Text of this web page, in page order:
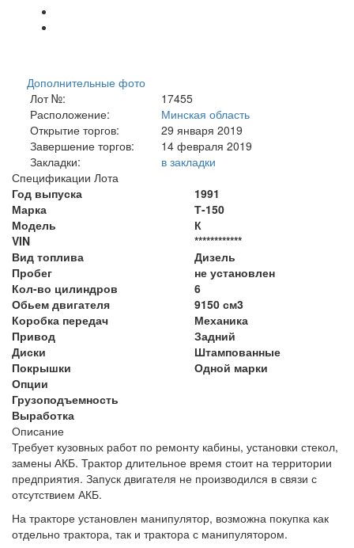
Дополнительные фото
Лот №:
17455
Расположение:
Минская область
Открытие торгов:
29 января 2019
Завершение торгов:
14 февраля 2019
Закладки:
в закладки
Спецификации Лота
Год выпуска
1991
Марка
Т-150
Модель
К
VIN
************
Вид топлива
Дизель
Пробег
не установлен
Кол-во цилиндров
6
Обьем двигателя
9150 см3
Коробка передач
Механика
Привод
Задний
Диски
Штампованные
Покрышки
Одной марки
Опции
Грузоподъемность
Выработка
Описание
Требует кузовных работ по ремонту кабины, установки стекол,
замены АКБ. Трактор длительное время стоит на территории
предприятия. Запуск двигателя не производился в связи с
отсутствием АКБ.
На тракторе установлен манипулятор, возможна покупка как
отдельно трактора, так и трактора с манипулятором.